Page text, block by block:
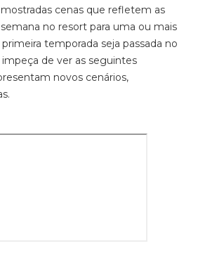
cenas que refletem as
no resort para uma ou mais
temporada seja passada no
de ver as seguintes
novos cenários,